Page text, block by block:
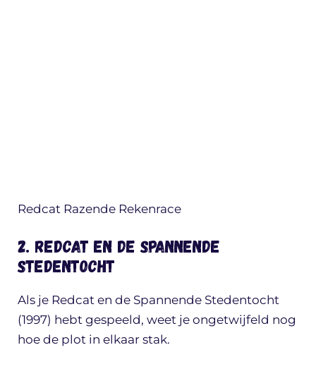
Redcat Razende Rekenrace
2. Redcat en de Spannende
Stedentocht
Als je Redcat en de Spannende Stedentocht
(1997) hebt gespeeld, weet je ongetwijfeld nog
hoe de plot in elkaar stak.